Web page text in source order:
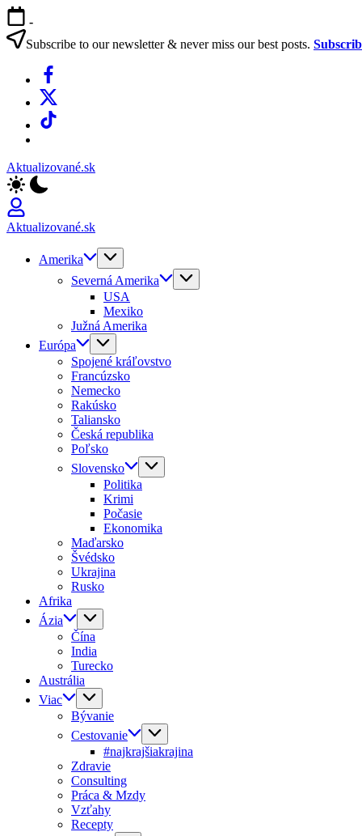
Skip
to
content
-
Subscribe to our newsletter & never miss our best posts.
Facebook
X
TikTok
Aktualizované.sk
Aktualizované.sk
Amerika
Severná Amerika
USA
Mexiko
Južná Amerika
Európa
Spojené kráľovstvo
Francúzsko
Nemecko
Rakúsko
Taliansko
Česká republika
Poľsko
Slovensko
Politika
Krimi
Počasie
Ekonomika
Maďarsko
Švédsko
Ukrajina
Rusko
Afrika
Ázia
Čína
India
Turecko
Austrália
Viac
Bývanie
Cestovanie
#najkrajšiakrajina
Zdravie
Consulting
Práca & Mzdy
Vzťahy
Recepty